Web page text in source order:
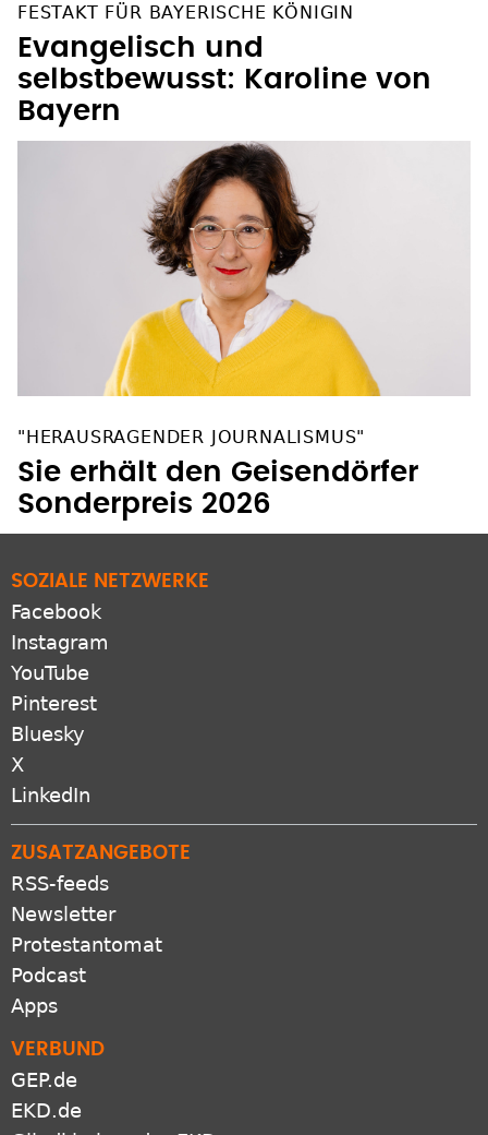
FESTAKT FÜR BAYERISCHE KÖNIGIN
Evangelisch und
selbstbewusst: Karoline von
Bayern
"HERAUSRAGENDER JOURNALISMUS"
Sie erhält den Geisendörfer
Sonderpreis 2026
SOZIALE NETZWERKE
Facebook
Instagram
YouTube
Pinterest
Bluesky
X
LinkedIn
ZUSATZANGEBOTE
RSS-feeds
Newsletter
Protestantomat
Podcast
Apps
VERBUND
GEP.de
EKD.de